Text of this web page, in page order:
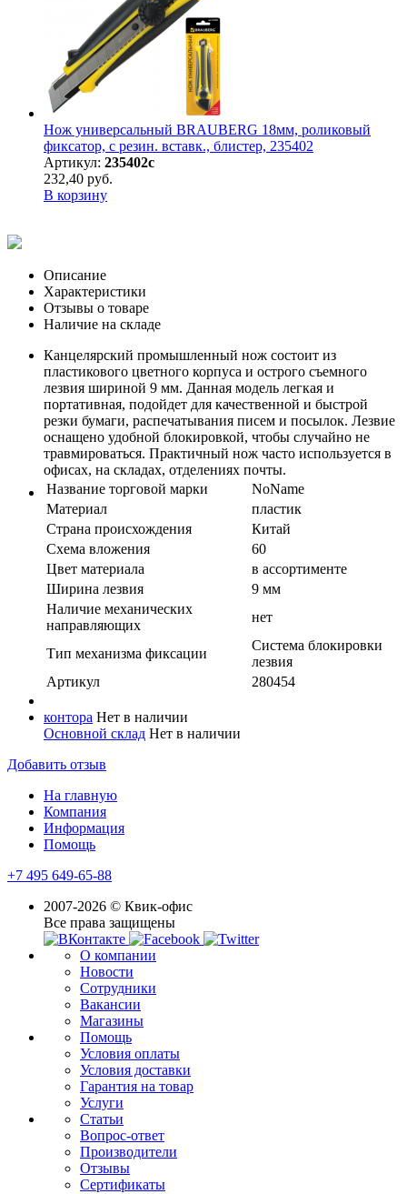
Нож универсальный BRAUBERG 18мм, роликовый
фиксатор, с резин. вставк., блистер, 235402
Артикул: 235402с
232,40 руб.
В корзину
Описание
Характеристики
Отзывы о товаре
Наличие на складе
Канцелярский промышленный нож состоит из
пластикового цветного корпуса и острого съемного
лезвия шириной 9 мм. Данная модель легкая и
портативная, подойдет для качественной и быстрой
резки бумаги, распечатывания писем и посылок. Лезвие
оснащено удобной блокировкой, чтобы случайно не
травмироваться. Практичный нож часто используется в
офисах, на складах, отделениях почты.
Название торговой марки
NoName
Материал
пластик
Страна происхождения
Китай
Схема вложения
60
Цвет материала
в ассортименте
Ширина лезвия
9 мм
Наличие механических
направляющих
нет
Тип механизма фиксации
Система блокировки
лезвия
Артикул
280454
контора Нет в наличии
Основной склад Нет в наличии
Добавить отзыв
На главную
Компания
Информация
Помощь
+7 495 649-65-88
2007-2026 © Квик-офис
Все права защищены
О компании
Новости
Сотрудники
Вакансии
Магазины
Помощь
Условия оплаты
Условия доставки
Гарантия на товар
Услуги
Статьи
Вопрос-ответ
Производители
Отзывы
Сертификаты